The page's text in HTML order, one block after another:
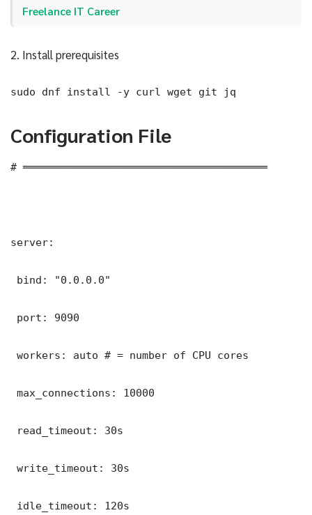
Freelance IT Career
2. Install prerequisites
sudo dnf install -y curl wget git jq
Configuration File
# ═══════════════════════════════════════
server:
bind: "0.0.0.0"
port: 9090
workers: auto # = number of CPU cores
max_connections: 10000
read_timeout: 30s
write_timeout: 30s
idle_timeout: 120s